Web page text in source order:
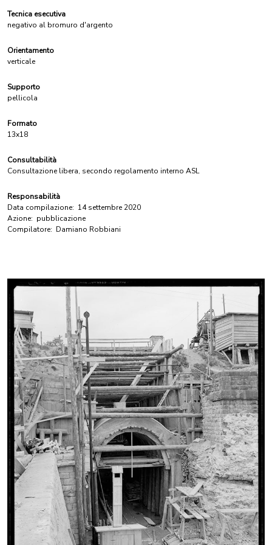
Tecnica esecutiva
negativo al bromuro d'argento
Orientamento
verticale
Supporto
pellicola
Formato
13x18
Consultabilità
Consultazione libera, secondo regolamento interno ASL
Responsabilità
Data compilazione: 14 settembre 2020
Azione: pubblicazione
Compilatore: Damiano Robbiani